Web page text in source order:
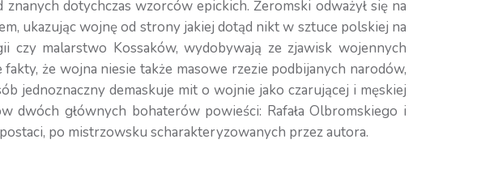
dotychczas wzorców epickich. Żeromski odważył się na
ukazując wojnę od strony jakiej dotąd nikt w sztuce polskiej na
czy malarstwo Kossaków, wydobywają ze zjawisk wojennych
że wojna niesie także masowe rzezie podbijanych narodów,
jednoznaczny demaskuje mit o wojnie jako czarującej i męskiej
dwóch głównych bohaterów powieści: Rafała Olbromskiego i
po mistrzowsku scharakteryzowanych przez autora.